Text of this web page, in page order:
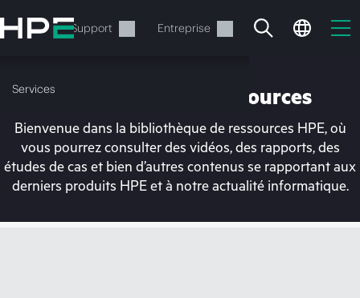
au
contenu
Services Support Entreprise
Services
Votre panier est
Bibliothèque de ressources
Bienvenue dans la bibliothèque de ressources HPE, où
vous pourrez consulter des vidéos, des rapports, des
études de cas et bien d’autres contenus se rapportant aux
derniers produits HPE et à notre actualité informatique.